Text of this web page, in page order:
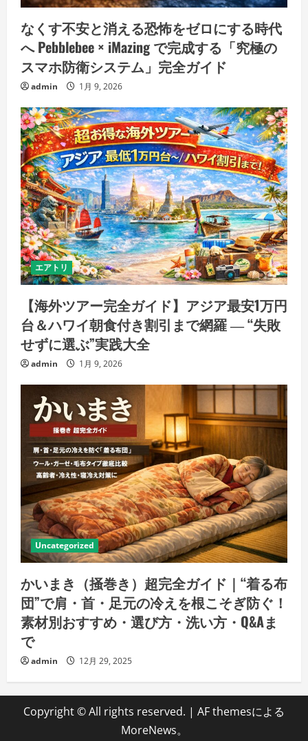
なくす不安と消える恐怖をゼロにする時代
へ Pebblebee × iMazing で完成する「究極の
スマホ防衛システム」完全ガイド
admin 1月 9, 2026
エアトリ
【海外ツアー完全ガイド】アジア最安1万円
台＆ハワイ朝食付き割引まで網羅 ― “失敗
せずに選ぶ”実践大全
admin 1月 9, 2026
Uncategorized
かいまき（掻巻き）超完全ガイド｜“着る布
団”で肩・首・足元の冷えを根こそぎ防ぐ！
素材別おすすめ・選び方・洗い方・Q&Aま
で
admin 12月 29, 2025
Copyright © All rights reserved. | AF themesによる
MoreNews。